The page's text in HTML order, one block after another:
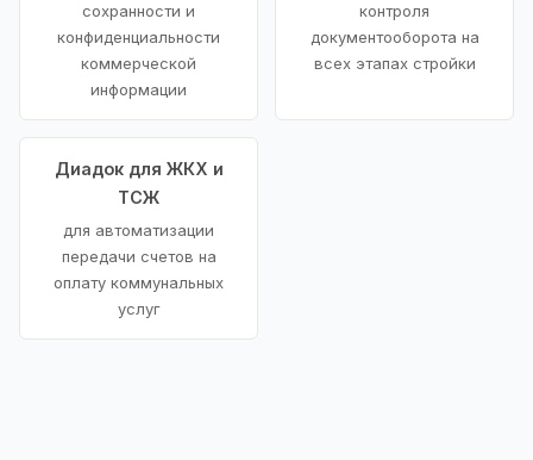
сохранности и
конфиденциальности
коммерческой
информации
контроля
документооборота на
всех этапах стройки
Диадок для ЖКХ и
ТСЖ
для автоматизации
передачи счетов на
оплату коммунальных
услуг